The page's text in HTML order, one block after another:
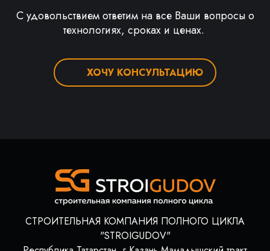
С удовольствием ответим на все Ваши вопросы о
технологиях, сроках и ценах.
ХОЧУ КОНСУЛЬТАЦИЮ
СТРОИТЕЛЬНАЯ КОМПАНИЯ ПОЛНОГО ЦИКЛА
"STROIGUDOV"